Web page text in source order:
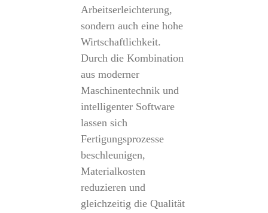
Arbeitserleichterung,
sondern auch eine hohe
Wirtschaftlichkeit.
Durch die Kombination
aus moderner
Maschinentechnik und
intelligenter Software
lassen sich
Fertigungsprozesse
beschleunigen,
Materialkosten
reduzieren und
gleichzeitig die Qualität